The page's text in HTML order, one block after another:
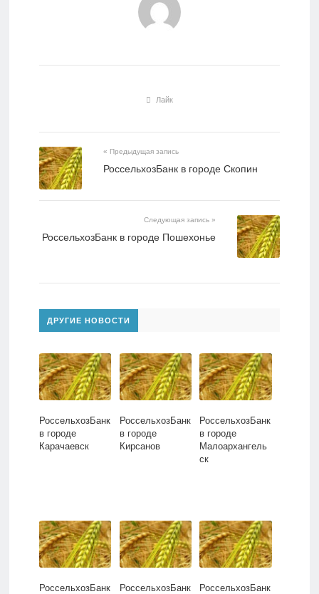
Лайк
« Предыдущая запись
РоссельхозБанк в городе Скопин
Следующая запись »
РоссельхозБанк в городе Пошехонье
ДРУГИЕ НОВОСТИ
РоссельхозБанк
в городе
Карачаевск
РоссельхозБанк
в городе
Кирсанов
РоссельхозБанк
в городе
Малоархангель
ск
РоссельхозБанк
РоссельхозБанк
РоссельхозБанк